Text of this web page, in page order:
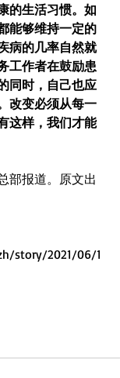
的生活习惯。如
能够维持一定的
病的几率自然就
工作者在鼓励患
同时，自己也应
改变必须从每一
这样，我们才能
部报道。原文出
story/2021/06/1